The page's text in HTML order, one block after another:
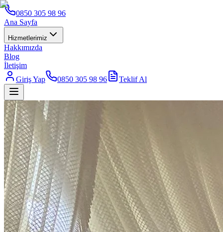
0850 305 98 96
Ana Sayfa
Hizmetlerimiz
Hakkımızda
Blog
İletişim
Giriş Yap
0850 305 98 96 Teklif Al